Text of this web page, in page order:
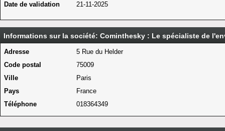
Date de validation
21-11-2025
Informations sur la société: Cominthesky : Le spécialiste de
Adresse
5 Rue du Helder
Code postal
75009
Ville
Paris
Pays
France
Téléphone
018364349